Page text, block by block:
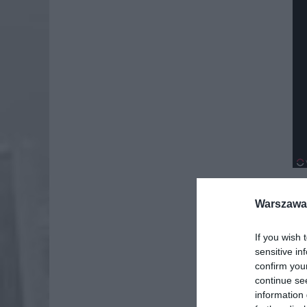
If you wish
sensitive
confirm
continue
information